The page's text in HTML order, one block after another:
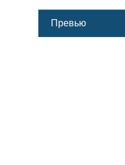
Превью